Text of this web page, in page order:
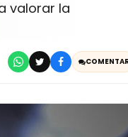
valorar la